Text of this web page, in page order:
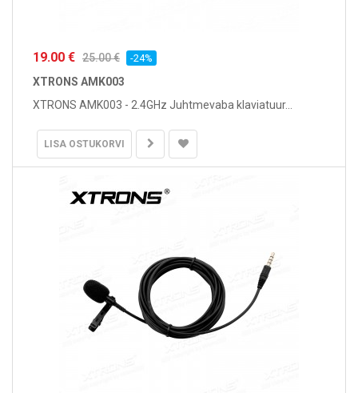
19.00 € 25.00 € -24%
XTRONS AMK003
XTRONS AMK003 - 2.4GHz Juhtmevaba klaviatuur...
LISA OSTUKORVI